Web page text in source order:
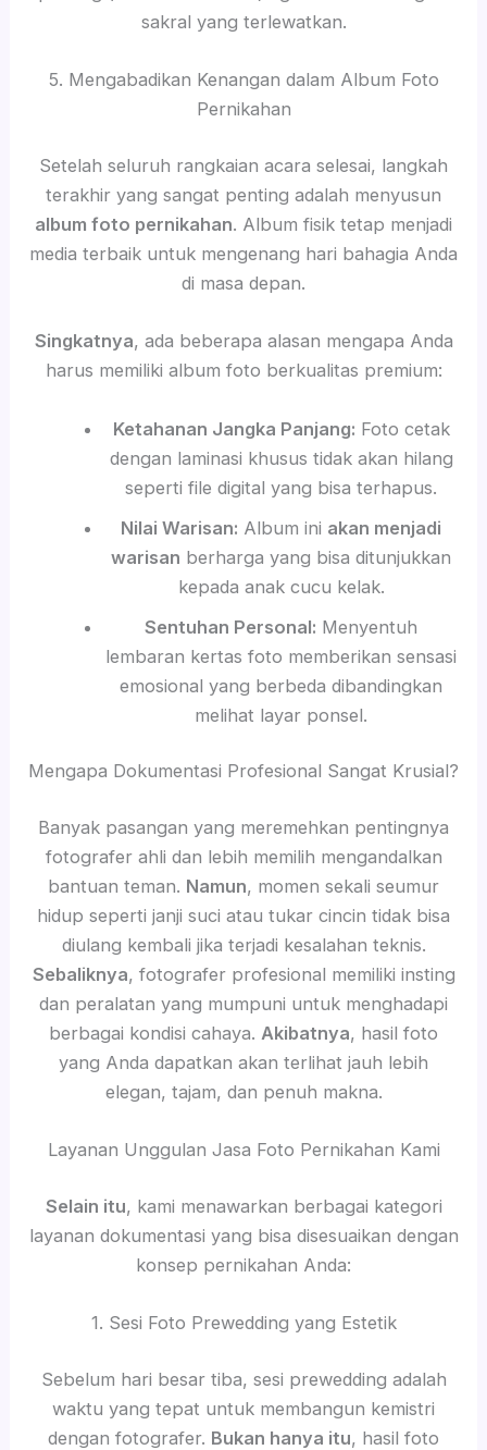
sakral yang terlewatkan.
5. Mengabadikan Kenangan dalam Album Foto
Pernikahan
Setelah seluruh rangkaian acara selesai, langkah
terakhir yang sangat penting adalah menyusun
album foto pernikahan. Album fisik tetap menjadi
media terbaik untuk mengenang hari bahagia Anda
di masa depan.
Singkatnya, ada beberapa alasan mengapa Anda
harus memiliki album foto berkualitas premium:
Ketahanan Jangka Panjang: Foto cetak
dengan laminasi khusus tidak akan hilang
seperti file digital yang bisa terhapus.
Nilai Warisan: Album ini akan menjadi
warisan berharga yang bisa ditunjukkan
kepada anak cucu kelak.
Sentuhan Personal: Menyentuh
lembaran kertas foto memberikan sensasi
emosional yang berbeda dibandingkan
melihat layar ponsel.
Mengapa Dokumentasi Profesional Sangat Krusial?
Banyak pasangan yang meremehkan pentingnya
fotografer ahli dan lebih memilih mengandalkan
bantuan teman. Namun, momen sekali seumur
hidup seperti janji suci atau tukar cincin tidak bisa
diulang kembali jika terjadi kesalahan teknis.
Sebaliknya, fotografer profesional memiliki insting
dan peralatan yang mumpuni untuk menghadapi
berbagai kondisi cahaya. Akibatnya, hasil foto
yang Anda dapatkan akan terlihat jauh lebih
elegan, tajam, dan penuh makna.
Layanan Unggulan Jasa Foto Pernikahan Kami
Selain itu, kami menawarkan berbagai kategori
layanan dokumentasi yang bisa disesuaikan dengan
konsep pernikahan Anda:
1. Sesi Foto Prewedding yang Estetik
Sebelum hari besar tiba, sesi prewedding adalah
waktu yang tepat untuk membangun kemistri
dengan fotografer. Bukan hanya itu, hasil foto